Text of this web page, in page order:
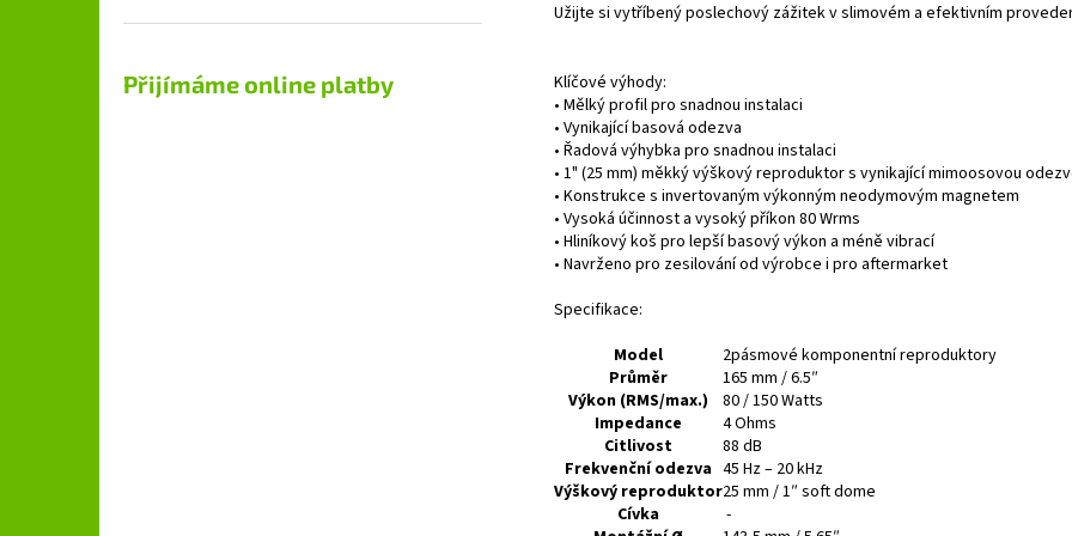
Přijímáme online platby
Užijte si vytříbený poslechový zážitek v slimovém a efektivním
Klíčové výhody:
• Mělký profil pro snadnou instalaci
• Vynikající basová odezva
• Řadová výhybka pro snadnou instalaci
• 1" (25 mm) měkký výškový reproduktor s vynikající mimoosovou
• Konstrukce s invertovaným výkonným neodymovým magnetem
• Vysoká účinnost a vysoký příkon 80 Wrms
• Hliníkový koš pro lepší basový výkon a méně vibrací
• Navrženo pro zesilování od výrobce i pro aftermarket
Specifikace:
Model
2pásmové komponentní reproduktory
Průměr
165 mm / 6.5″
Výkon (RMS/max.)
80 / 150 Watts
Impedance
4 Ohms
Citlivost
88 dB
Frekvenční odezva 45 Hz – 20 kHz
Výškový reproduktor25 mm / 1″ soft dome
Cívka
-